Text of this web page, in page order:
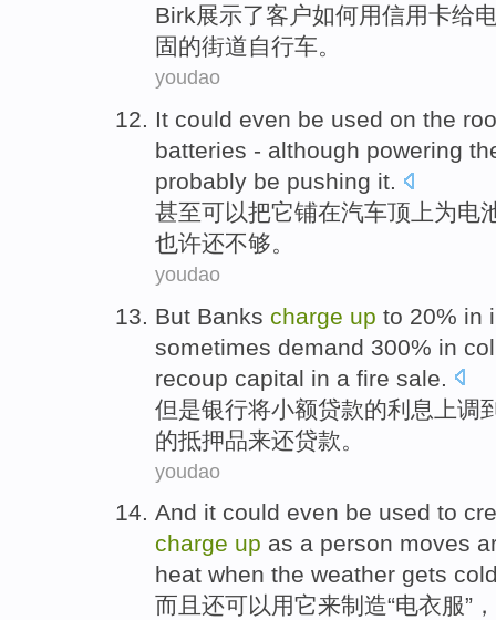
Birk展示了客户如何用信用卡给
固的街道 自行车。
youdao
It could even be used on the
batteries - although powering
probably be pushing it.
甚至可以把它铺在汽车顶上为电
也许还不够。
youdao
But Banks charge up to 20% in
sometimes demand 300% in
recoup capital in a fire sale
但是银行将小额贷款的利息 上调
的抵押品来还贷款。
youdao
And it could even be used to
charge up as a person moves
heat when the weather gets
而且 还可以用它来制造“电衣服”